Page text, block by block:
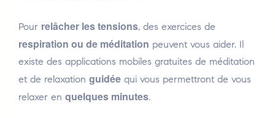
Pour relâcher les tensions, des exercices de
respiration ou de méditation peuvent vous aider. Il
existe des applications mobiles gratuites de méditation
et de relaxation guidée qui vous permettront de vous
relaxer en quelques minutes.